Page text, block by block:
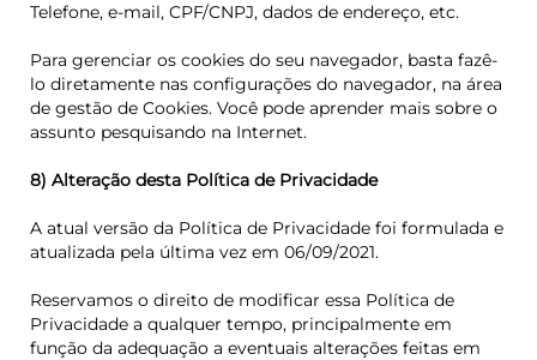
Telefone, e-mail, CPF/CNPJ, dados de endereço, etc.
Para gerenciar os cookies do seu navegador, basta fazê-
lo diretamente nas configurações do navegador, na área
de gestão de Cookies. Você pode aprender mais sobre o
assunto pesquisando na Internet.
8) Alteração desta Política de Privacidade
A atual versão da Política de Privacidade foi formulada e
atualizada pela última vez em 06/09/2021.
Reservamos o direito de modificar essa Política de
Privacidade a qualquer tempo, principalmente em
função da adequação a eventuais alterações feitas em